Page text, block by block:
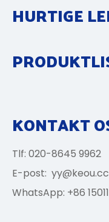
HURTIGE
KONTAKT
Tlf: 020-8645 9962
E-post: yy@keou.cc
WhatsApp: +86